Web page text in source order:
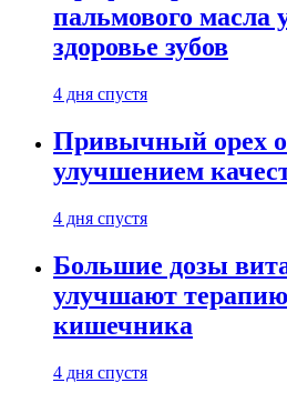
пальмового масла
здоровье зубов
4 дня спустя
Привычный орех
улучшением
4 дня спустя
Большие дозы
улучшают
кишечника
4 дня спустя